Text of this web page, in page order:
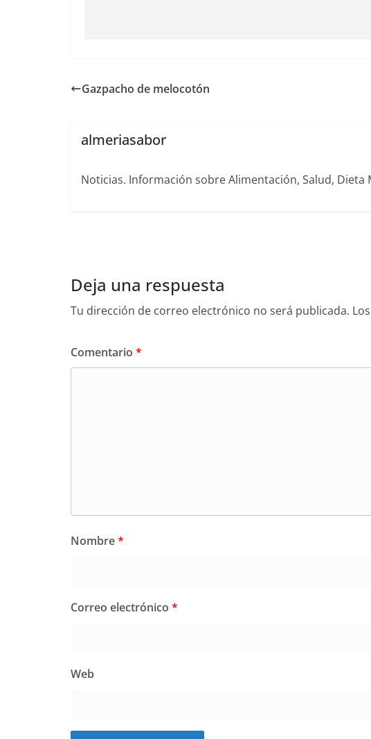
Gazpacho de melocotón
almeriasabor
Noticias. Información sobre Alimentación, Salud, Dieta
Deja una respuesta
Tu dirección de correo electrónico no será publicada.
Comentario *
Nombre*
Correo electrónico *
Web